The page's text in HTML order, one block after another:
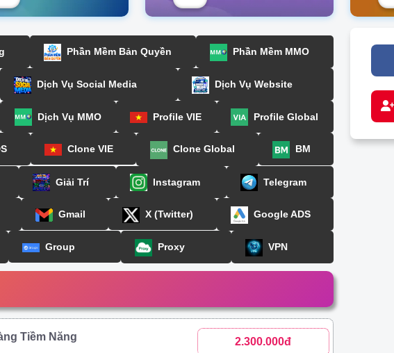
Phần Mềm Bản Quyền Phần Mềm MMO
Dịch Vụ Social Media Dịch Vụ Website
Dịch Vụ MMO Profile VIE Profile Global
Clone VIE Clone Global BM
Giải Trí Instagram Telegram
Gmail X (Twitter) Google ADS
Group Proxy VPN
Tiềm Năng 2.300.000đ